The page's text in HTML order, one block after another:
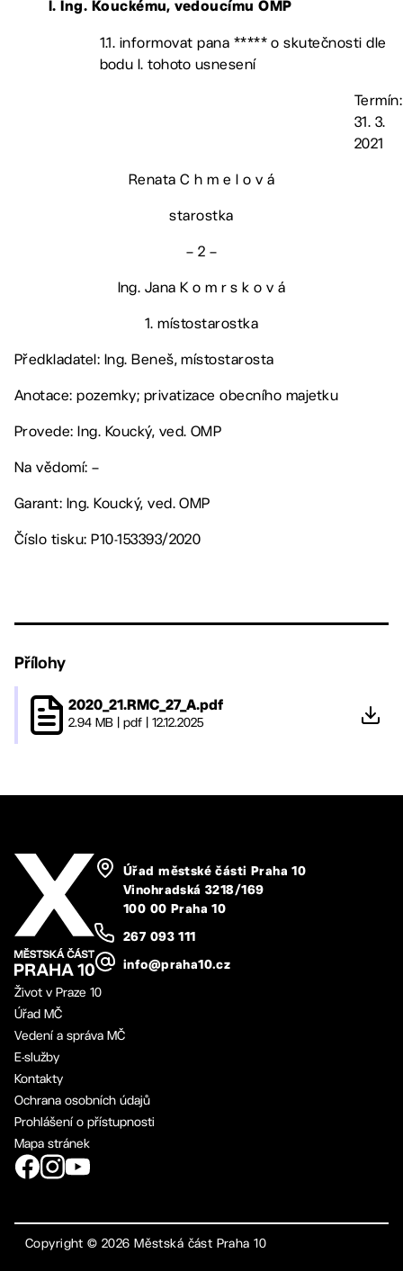
l. Ing. Kouckému, vedoucímu OMP
1.1. informovat pana ***** o skutečnosti dle
bodu I. tohoto usnesení
Termín:
31. 3.
2021
Renata C h m e l o v á
starostka
– 2 –
Ing. Jana K o m r s k o v á
1. místostarostka
Předkladatel: Ing. Beneš, místostarosta
Anotace: pozemky; privatizace obecního majetku
Provede: Ing. Koucký, ved. OMP
Na vědomí: –
Garant: Ing. Koucký, ved. OMP
Číslo tisku: P10-153393/2020
Přílohy
2020_21.RMC_27_A.pdf
2.94 MB pdf 12.12.2025
Úřad městské části Praha 10
Vinohradská 3218/169
100 00 Praha 10
267 093 111
info@praha10.cz
Život v Praze 10
Úřad MČ
Vedení a správa MČ
E-služby
Kontakty
Ochrana osobních údajů
Prohlášení o přístupnosti
Mapa stránek
Copyright ©2026 Městská část Praha 10